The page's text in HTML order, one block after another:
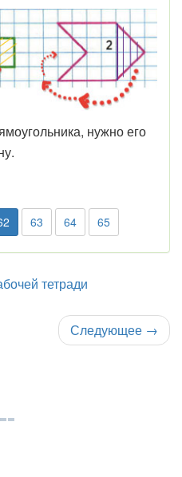
нужно его
63 64 65
тетради
Следующее →